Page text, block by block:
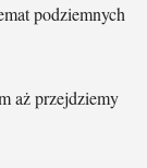
podziemnych
aż przejdziemy